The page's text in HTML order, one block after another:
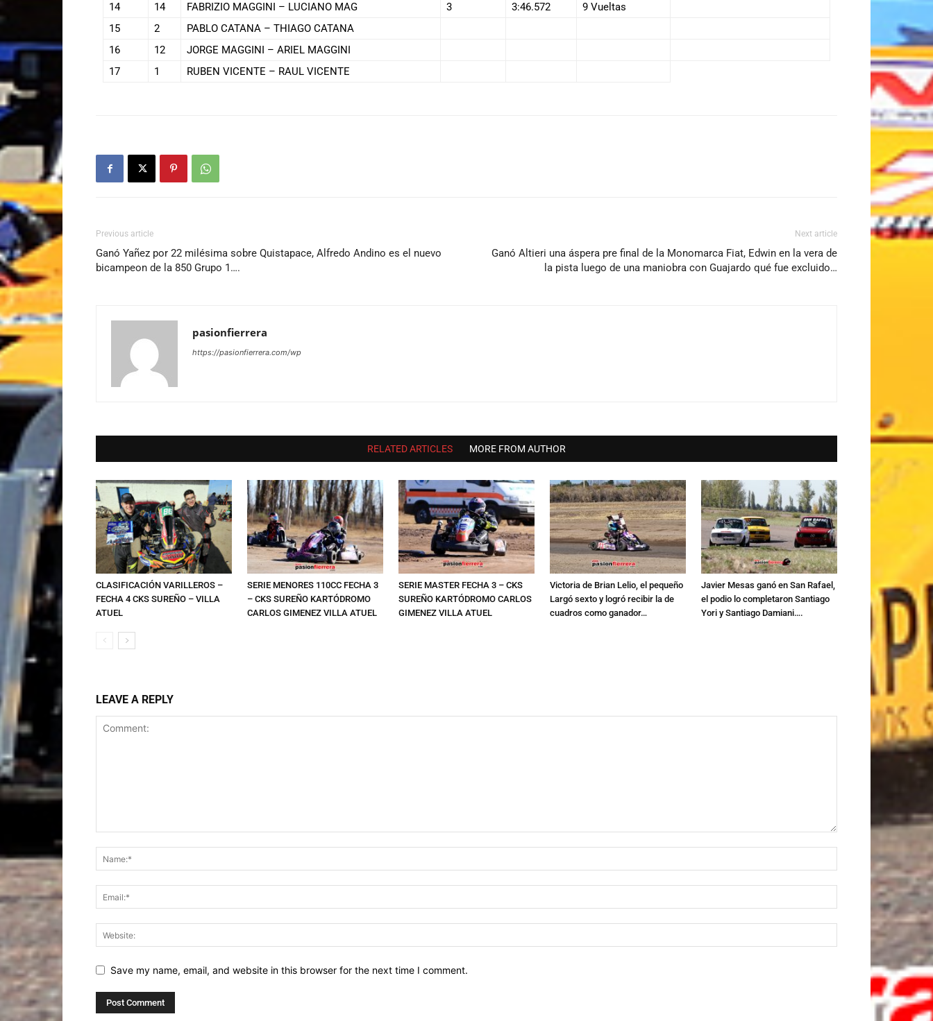
14
14 FABRIZIO MAGGINI – LUCIANO MAG 3 3:46.572
9 Vueltas
15
2
PABLO CATANA – THIAGO CATANA
16
12
JORGE MAGGINI – ARIEL MAGGINI
17
1 RUBEN VICENTE – RAUL VICENTE
Previous article
Ganó Yañez por 22 milésima sobre Quistapace, Alfredo Andino es el nuevo
bicampeon de la 850 Grupo 1….
Next article
Ganó Altieri una áspera pre final de la Monomarca Fiat, Edwin en la vera de
la pista luego de una maniobra con Guajardo qué fue excluido…
pasionfierrera
https://pasionfierrera.com/wp
RELATED ARTICLES MORE FROM AUTHOR
CLASIFICACIÓN VARILLEROS –
FECHA 4 CKS SUREÑO – VILLA
ATUEL
SERIE MENORES 110CC FECHA 3
– CKS SUREÑO KARTÓDROMO
CARLOS GIMENEZ VILLA ATUEL
SERIE MASTER FECHA 3 – CKS
SUREÑO KARTÓDROMO CARLOS
GIMENEZ VILLA ATUEL
Victoria de Brian Lelio, el pequeño
Largó sexto y logró recibir la de
cuadros como ganador…
Javier Mesas ganó en San Rafael,
el podio lo completaron Santiago
Yori y Santiago Damiani….
LEAVE A REPLY
Save my name, email, and website in this browser for the next time I comment.